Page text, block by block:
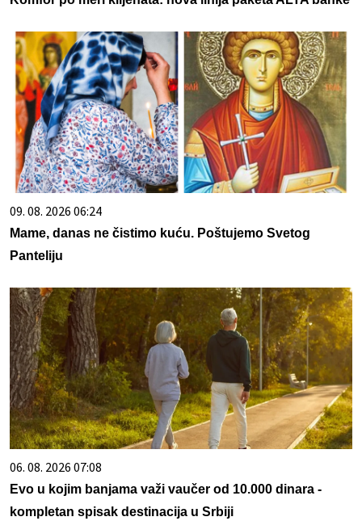
09. 08. 2026 06:24
Mame, danas ne čistimo kuću. Poštujemo Svetog
Panteliju
06. 08. 2026 07:08
Evo u kojim banjama važi vaučer od 10.000 dinara -
kompletan spisak destinacija u Srbiji